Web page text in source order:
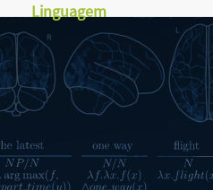
Linguagem